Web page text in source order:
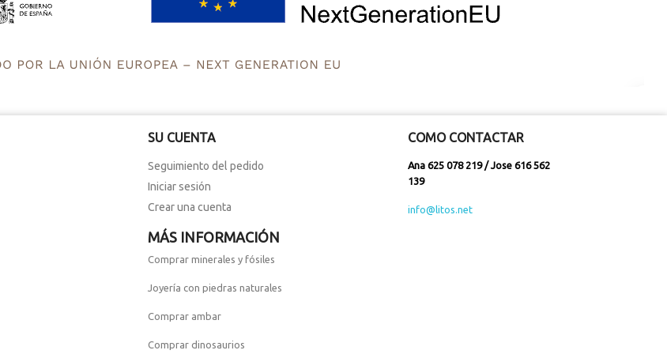
SU CUENTA
Seguimiento del pedido
Iniciar sesión
Crear una cuenta
COMO CONTACTAR
Ana 625 078 219 / Jose 616 562
139
info@litos.net
MÁS INFORMACIÓN
Comprar minerales y fósiles
Joyería con piedras naturales
Comprar ambar
Comprar dinosaurios